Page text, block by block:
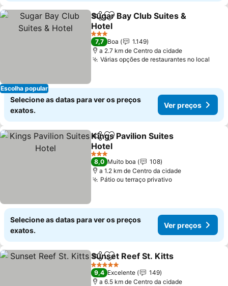
Escolha popular
PartilharAdicionar aos favoritos
Sugar Bay Club Suites &
Hotel
Ver preços
3 Estrelas
7,7 Boa
1.149
a 2.7 km de Centro da cidade
Várias opções de restaurantes no local
Selecione as datas para ver os preços
exatos.
Ver preços
PartilharAdicionar aos favoritos
Kings Pavilion Suites
Hotel
Ver preços
3 Estrelas
8,0 Muito boa
108
a 1.2 km de Centro da cidade
Pátio ou terraço privativoVer preços
Selecione as datas para ver os preços
exatos.
Ver preços
PartilharAdicionar aos favoritos
Sunset Reef St. Kitts
5 Estrelas
9,4 Excelente
149
a 6.5 km de Centro da cidade